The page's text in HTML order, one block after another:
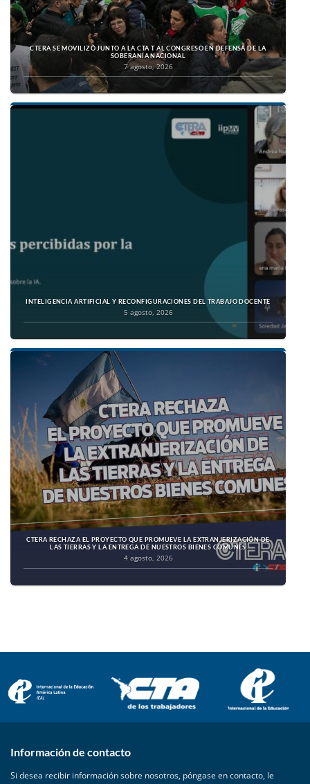
CTERA SE MOVILIZÓ JUNTO A LA CTA T AL CONGRESO EN DEFENSA DE LA
SOBERANÍA NACIONAL
7 agosto, 2026
INTELIGENCIA ARTIFICIAL Y RECONFIGURACIONES DEL TRABAJO DOCENTE
5 agosto, 2026
CTERA RECHAZA EL PROYECTO QUE PROMUEVE LA EXTRANJERIZACIÓN DE
LAS TIERRAS Y LA ENTREGA DE NUESTROS BIENES COMUNES
4 agosto, 2026
Información de contacto
Si desea recibir información sobre nosotros, póngase en contacto, le